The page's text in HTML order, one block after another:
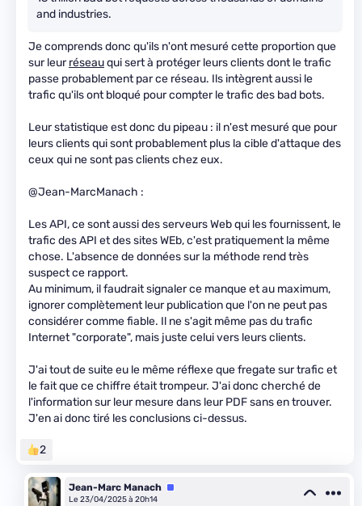
and industries.
Je comprends donc qu'ils n'ont mesuré cette proportion que
sur leurréseauqui sert à protéger leurs clients dont le trafic
passe probablement par ce réseau. Ils intègrent aussi le
trafic qu'ils ont bloqué pour compter le trafic des bad bots.
Leur statistique est donc du pipeau : il n'est mesuré que pour
leurs clients qui sont probablement plus la cible d'attaque des
ceux qui ne sont pas clients chez eux.
@Jean-MarcManach :
Les API, ce sont aussi des serveurs Web qui les fournissent, le
trafic des API et des sites WEb, c'est pratiquement la même
chose. L'absence de données sur la méthode rend très
suspect ce rapport.
Au minimum, il faudrait signaler ce manque et au maximum,
ignorer complètement leur publication que l'on ne peut pas
considérer comme fiable. Il ne s'agit même pas du trafic
Internet "corporate", mais juste celui vers leurs clients.
J'ai tout de suite eu le même réflexe que fregate sur trafic et
le fait que ce chiffre était trompeur. J'ai donc cherché de
l'information sur leur mesure dans leur PDF sans en trouver.
J'en ai donc tiré les conclusions ci-dessus.
2
Jean-Marc Manach Équipe
Le 23/04/2025 à 20h14